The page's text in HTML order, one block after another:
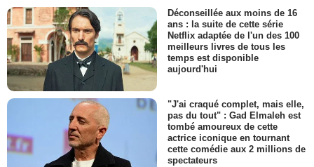
Déconseillée aux moins de 16
ans : la suite de cette série
Netflix adaptée de l'un des 100
meilleurs livres de tous les
temps est disponible
aujourd'hui
"J'ai craqué complet, mais elle,
pas du tout" : Gad Elmaleh est
tombé amoureux de cette
actrice iconique en tournant
cette comédie aux 2 millions de
spectateurs